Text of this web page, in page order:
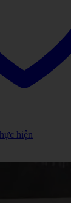
hiện